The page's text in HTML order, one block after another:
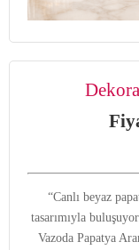
“Canlı beyaz
tasarımıyla
Vazoda Papatya